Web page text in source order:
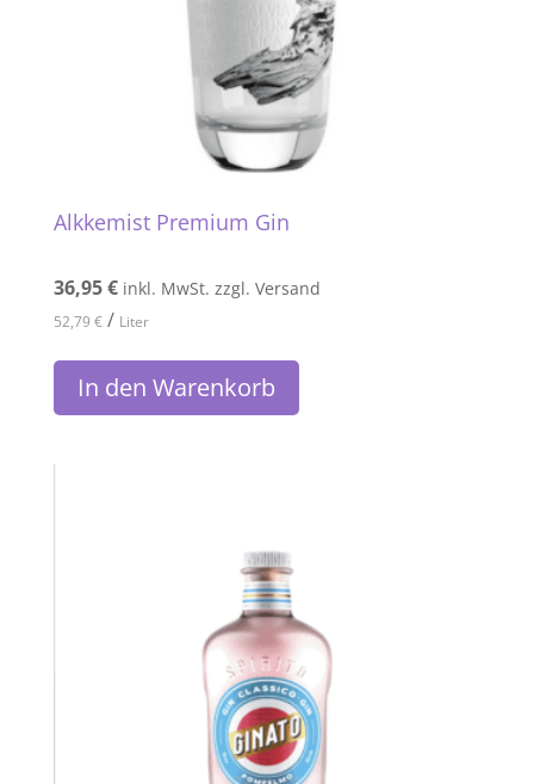
Alkkemist Premium Gin
36,95€ inkl. MwSt. zzgl. Versand
52,79 €/ Liter
In den Warenkorb